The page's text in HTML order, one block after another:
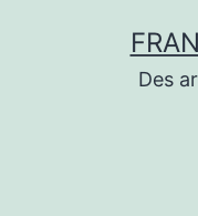
Des